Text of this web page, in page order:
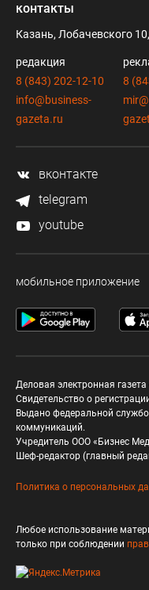
контакты
Казань, Лобачевского
редакция
8 (843) 202-12-10
info@business-
gazeta.ru
8
вконтакте
telegram
youtube
мобильное приложение
Деловая электронная
Свидетельство о
Выдано федеральной
коммуникаций.
Учредитель ООО «Бизнес
Шеф-редактор (главный
Политика о персональных
Любое использование
только при соблюдении